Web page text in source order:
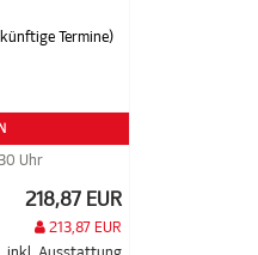
Termine)
Uhr
218,87 EUR
213,87 EUR